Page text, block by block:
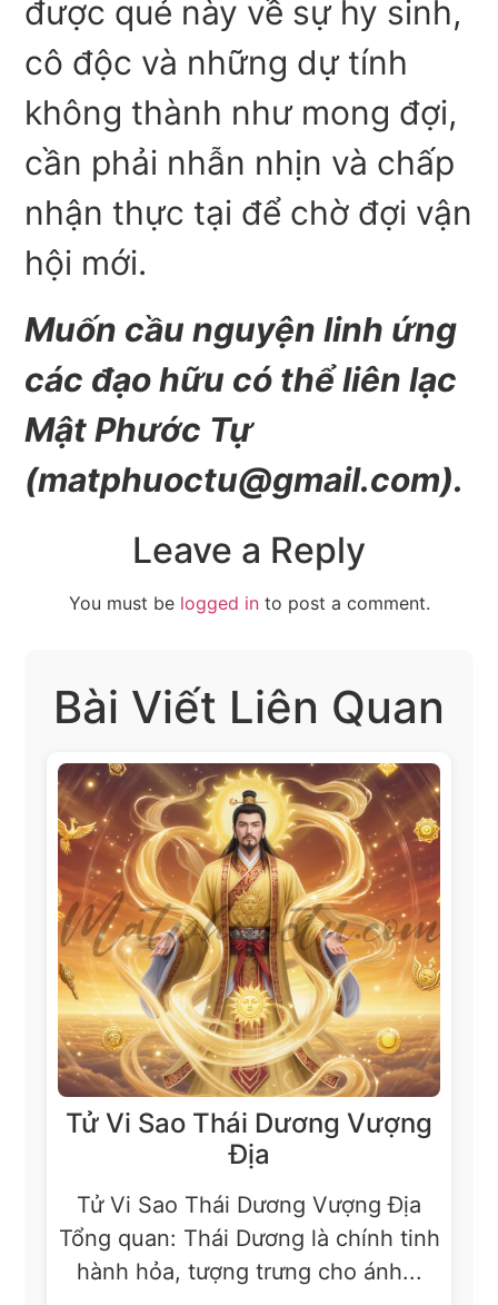
được quẻ này về sự hy sinh,
cô độc và những dự tính
không thành như mong đợi,
cần phải nhẫn nhịn và chấp
nhận thực tại để chờ đợi vận
hội mới.
Muốn cầu nguyện linh ứng
các đạo hữu có thể liên lạc
Mật Phước Tự
(matphuoctu@gmail.com).
Leave a Reply
You must be logged into post a comment.
Bài Viết Liên Quan
Tử Vi Sao Thái Dương Vượng
Địa
Tử Vi Sao Thái Dương Vượng Địa
Tổng quan: Thái Dương là chính tinh
hành hỏa, tượng trưng cho ánh...